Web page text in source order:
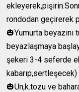
rondodan geçirerek
🎃Yumurta beyazını
beyazlaşmaya
şekeri 3-4 seferde
kabarıp,sertleşecek)
🎃Un,k.tozu ve